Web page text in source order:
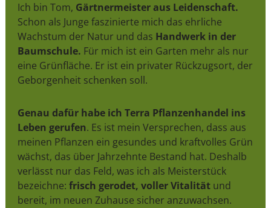
Ich bin Tom, Gärtnermeister aus Leidenschaft.
Schon als Junge faszinierte mich das ehrliche
Wachstum der Natur und das Handwerk in der
Baumschule. Für mich ist ein Garten mehr als nur
eine Grünfläche. Er ist ein privater Rückzugsort, der
Geborgenheit schenken soll.
Genau dafür habe ich Terra Pflanzenhandel ins
Leben gerufen. Es ist mein Versprechen, dass aus
meinen Pflanzen ein gesundes und kraftvolles Grün
wächst, das über Jahrzehnte Bestand hat. Deshalb
verlässt nur das Feld, was ich als Meisterstück
bezeichne: frisch gerodet, voller Vitalitätund
bereit, im neuen Zuhause sicher anzuwachsen.